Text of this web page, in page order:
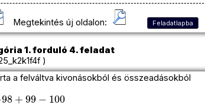
Megtekintés új oldalon: Feladatlapba
1. forduló 4. feladat
)
a felváltva kivonásokból és összeadásokból
−100